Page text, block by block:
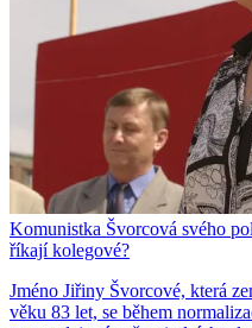
Komunistka Švorcová svého
říkají kolegové?
Jméno Jiřiny Švorcové, která
věku 83 let, se během